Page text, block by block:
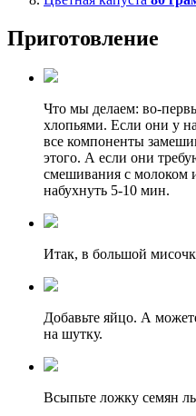
Приготовление
Что мы делаем: во-
хлопьями. Если они у
все компоненты
этого. А если они
смешивания с молоком
набухнуть 5-10 мин.
Итак, в большой
Добавьте яйцо. А
на шутку.
Всыпьте ложку семян